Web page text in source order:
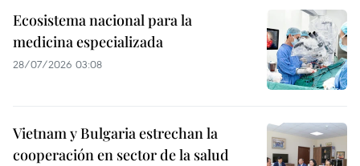
Ecosistema nacional para la
medicina especializada
28/07/2026 03:08
Vietnam y Bulgaria estrechan la
cooperación en sector de la salud